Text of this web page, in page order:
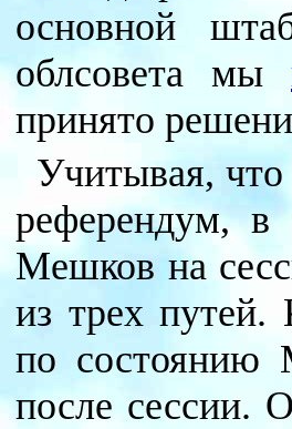
основной
облсовета мы
принято
Учитывая,
референдум, в
Мешков на
из трех путей.
по состоянию
после сессии.